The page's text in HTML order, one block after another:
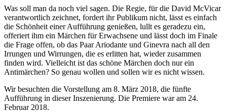
Was soll man da noch viel sagen. Die Regie, für die David McVicar
verantwortlich zeichnet, fordert ihr Publikum nicht, lässt es einfach
die Schönheit einer Aufführung genießen, lullt es geradezu ein,
offeriert ihm ein Märchen für Erwachsene und lässt doch im Finale
die Frage offen, ob das Paar Ariodante und Ginevra nach all den
Irrungen und Wirrungen, die es erlitten hat, wieder zusammen
finden wird. Vielleicht ist das schöne Märchen doch nur ein
Antimärchen? So genau wollen und sollen wir es nicht wissen.
Wir besuchten die Vorstellung am 8. März 2018, die fünfte
Aufführung in dieser Inszenierung. Die Premiere war am 24.
Februar 2018.